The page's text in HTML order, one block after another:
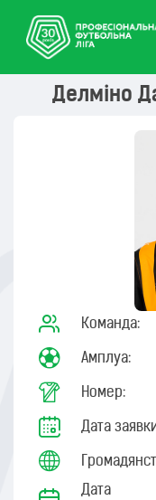
Делміно
Команда:
Амплуа:
Номер:
Дата
Дата